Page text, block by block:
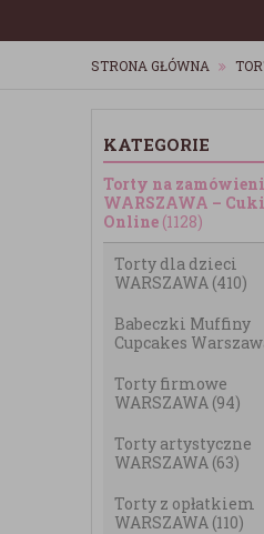
STRONA GŁÓWNA
KATEGORIE
Torty na
WARSZAWA –
Online (1128)
Torty dla dzieci
WARSZAWA (410)
Babeczki Muffiny
Cupcakes
Torty firmowe
WARSZAWA (94)
Torty artystyczne
WARSZAWA (63)
Torty z opłatkiem
WARSZAWA (110)